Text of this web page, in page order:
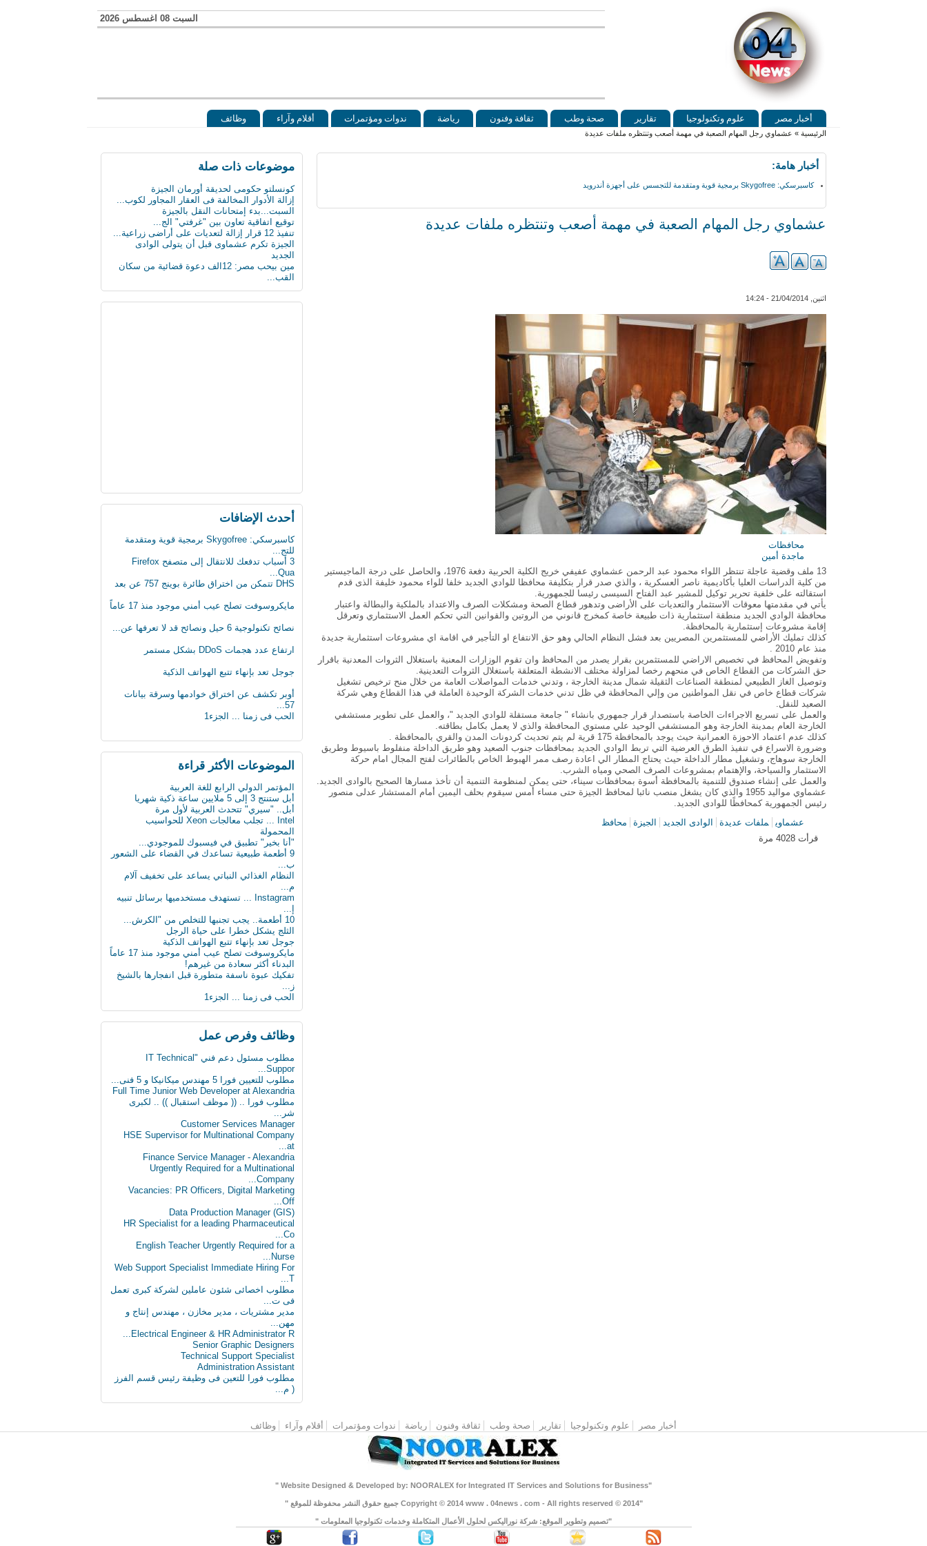
السبت 08 اغسطس 2026
القائمة الرئيسية
أخبار مصر علوم وتكنولوجيا تقارير صحة وطب ثقافة وفنون رياضة ندوات ومؤتمرات أقلام وآراء
وظائف
أنت هناالرئيسية» عشماوي رجل المهام الصعبة في مهمة أصعب وتنتظره ملفات عديدة
أخبار هامة:
كاسبرسكي: Skygofree برمجية قوية ومتقدمة للتجسس على أجهزة أندرويد
عشماوي رجل المهام الصعبة في مهمة أصعب وتنتظره ملفات عديدة
اثنين, 21/04/2014 - 14:24
محافظات
ماجدة أمين
13 ملف وقضية عاجلة تنتظر اللواء محمود عبد الرحمن عشماوي عفيفي خريج الكلية الحربية دفعة 1976، والحاصل على درجة الماجيستير
من كلية الدراسات العليا بأكاديمية ناصر العسكرية ، والذي صدر قرار بتكليفة محافظا للوادي الجديد خلفا للواء محمود خليفة الذى قدم
استقالته على خلفية تحرير توكيل للمشير عبد الفتاح السيسى رئيسا للجمهورية.
يأتي في مقدمتها معوقات الاستثمار والتعديات على الأراضى وتدهور قطاع الصحة ومشكلات الصرف والاعتداد بالملكية والبطالة واعتبار
محافظة الوادي الجديد منطقة استثمارية ذات طبيعة خاصة كمخرج قانوني من الروتين والقوانين التي تحكم العمل الاستثماري وتعرقل
إقامة مشروعات إستثمارية بالمحافظة.
كذلك تمليك الأراضي للمستثمرين المصريين بعد فشل النظام الحالي وهو حق الانتفاع او التأجير في اقامة اي مشروعات استثمارية جديدة
منذ عام 2010 .
وتفويض المحافظ في تخصيص الاراضي للمستثمرين بقرار يصدر من المحافظ وان تقوم الوزارات المعنية باستغلال الثروات المعدنية باقرار
حق الشركات من القطاع الخاص في منحهم رخصا لمزاولة مختلف الانشطة المتعلقة باستغلال الثروات التعدينية.
وتوصيل الغاز الطبيعي لمنطقة الصناعات الثقيلة شمال مدينة الخارجة ، وتدني خدمات المواصلات العامة من خلال منح ترخيص تشغيل
شركات قطاع خاص في نقل المواطنين من وإلي المحافظة في ظل تدني خدمات الشركة الوحيدة العاملة في هذا القطاع وهي شركة
الصعيد للنقل.
والعمل على تسريع الاجراءات الخاصة باستصدار قرار جمهوري بانشاء " جامعة مستقلة للوادي الجديد "، والعمل على تطوير مستشفي
الخارجة العام بمدينة الخارجة وهو المستشفي الوحيد علي مستوي المحافظة والذي لا يعمل بكامل بطاقته.
كذلك عدم اعتماد الاحوزة العمرانية حيث يوجد بالمحافظة 175 قرية لم يتم تحديث كردونات المدن والقري بالمحافظة .
وضرورة الاسراع في تنفيذ الطرق العرضية التي تربط الوادي الجديد بمحافظات جنوب الصعيد وهو طريق الداخلة منفلوط باسيوط وطريق
الخارجة سوهاج، وتشغيل مطار الداخلة حيث يحتاج المطار الي اعادة رصف ممر الهبوط الخاص بالطائرات لفتح المجال امام حركة
الاستثمار والسياحة، والإهتمام بمشروعات الصرف الصحي ومياه الشرب.
والعمل على إنشاء صندوق للتنمية بالمحافظة أسوة بمحافظات سيناء، حتى يمكن لمنظومة التنمية أن تأخذ مسارها الصحيح بالوادى الجديد.
عشماوي مواليد 1955 والذي كان يشغل منصب نائبا لمحافظ الجيزة حتى مساء أمس سيقوم بحلف اليمين أمام المستشار عدلى منصور
رئيس الجمهورية كمحافظًا للوادى الجديد.
عشماوي
ملفات عديدة الوادى الجديد الجيزة
محافظ
قرأت 4028 مرة
موضوعات ذات صلة
كونسلتو حكومى لحديقة أورمان الجيزة
إزالة الأدوار المخالفة فى العقار المجاور لكوب...
السبت...بدء إمتحانات النقل بالجيزة
توقيع اتفاقية تعاون بين "غرفتي" الج...
تنفيذ 12 قرار إزالة لتعديات على أراضى زراعية...
الجيزة تكرم عشماوى قبل أن يتولى الوادى
الجديد
مين بيحب مصر: 12الف دعوة قضائية من سكان
القب...
أحدث اﻹضافات
كاسبرسكي: Skygofree برمجية قوية ومتقدمة
للتج...
3 أسباب تدفعك للانتقال إلى متصفح Firefox
Qua...
DHS تتمكن من اختراق طائرة بوينج 757 عن بعد
مايكروسوفت تصلح عيب أمني موجود منذ 17 عاماً
نصائح تكنولوجية 6 حيل ونصائح قد لا تعرفها عن...
ارتفاع عدد هجمات DDoS بشكل مستمر
جوجل تعد بإنهاء تتبع الهواتف الذكية
أوبر تكشف عن اختراق خوادمها وسرقة بيانات
57...
الحب فى زمنا ... الجزء1
لماذا يجب على الحوامل تجنب تناول الجبنة
الطري...
بعد 3 عقود عدد الروبوتات سيفوق تعداد البشر
بن...
أول ساعة ذكية للمكفوفين.. تحسس الرسائل
على ال...
كيف تعطّل تحديث فيس بوك الذي أزعج الجميع؟
دراسة : كيلو عسل النحل يمنح طاقة تعادل 3
آلاف...
سن الأربعين لم يعد يمثل عائقا للزواج والإنجاب...
ثورة في عالم الطب: حبوب مبتكرة تنقل
البيانات...
علماء يابانيون يكشفون الرابط بين قلة النوم وا...
دماغك قد يقتلك بسبب السكر
8 حيل ذكية تجعل حياتك أسهل
« ميادين المدن التاريخية ودورها في تأصيل الهو...
ابتكار طبي يستخدم سائلا غير الدم لقياس
مستوى...
دراسة: المأكولات البحرية تطيل العمر
الموضوعات اﻷكثر قراءة
المؤتمر الدولي الرابع للغة العربية
أبل ستنتج 3 إلى 5 ملايين ساعة ذكية شهريا
أبل.. "سيري" تتحدث العربية لأول مرة
Intel ... تجلب معالجات Xeon للحواسيب
المحمولة
"أنا بخير" تطبيق في فيسبوك للموجودي...
9 أطعمة طبيعية تساعدك في القضاء على الشعور
ب...
النظام الغذائي النباتي يساعد على تخفيف آلام
م...
Instagram ... تستهدف مستخدميها برسائل تنبيه
إ...
10 أطعمة.. يجب تجنبها للتخلص من "الكرش...
الثلج يشكل خطرا على حياة الرجل
جوجل تعد بإنهاء تتبع الهواتف الذكية
مايكروسوفت تصلح عيب أمني موجود منذ 17 عاماً
البدناء أكثر سعادة من غيرهم!
تفكيك عبوة ناسفة متطورة قبل انفجارها بالشيخ
ز...
الحب فى زمنا ... الجزء1
وظائف وفرص عمل
مطلوب مسئول دعم فني "IT Technical
Suppor...
مطلوب للتعيين فورا 5 مهندس ميكانيكا و 5 فنى...
Full Time Junior Web Developer at Alexandria
مطلوب‬ فورا .. (( موظف استقبال )) .. لكبرى
شر...
Customer Services Manager
HSE Supervisor for Multinational Company
at...
Finance Service Manager - Alexandria
Urgently Required for a Multinational
Company...
Vacancies: PR Officers, Digital Marketing
Off...
Data Production Manager (GIS)
HR Specialist for a leading Pharmaceutical
Co...
English Teacher Urgently Required for a
Nurse...
Web Support Specialist Immediate Hiring For
T...
مطلوب اخصائى شئون عاملين لشركة كبرى تعمل
فى ت...
مدير مشتريات ، مدير مخازن ، مهندس إنتاج و
مهن...
Electrical Engineer & HR Administrator R...
Senior Graphic Designers
Technical Support Specialist
Administration Assistant
مطلوب فورا للتعين فى وظيفة رئيس قسم الفرز
( م...
أخبار مصر علوم وتكنولوجيا تقارير صحة وطب ثقافة وفنون رياضة ندوات ومؤتمرات أقلام وآراء وظائف
"Website Designed & Developed by: NOORALEX for Integrated IT Services and Solutions for Business "
"Copyright © 2014 www . 04news . com - All rights reserved © 2014 جميع حقوق النشر محفوظة للموقع "
"تصميم وتطوير الموقع: شركة نوراليكس لحلول الأعمال المتكاملة وخدمات تكنولوجيا المعلومات "